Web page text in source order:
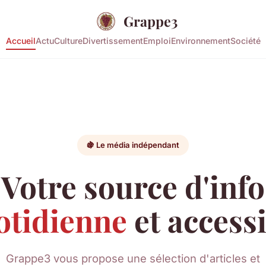
Grappe3
AccueilActuCultureDivertissementEmploiEnvironnementSociété
🍇 Le média indépendant
Votre source d'info
et
Grappe3 vous propose une sélection d'articles et